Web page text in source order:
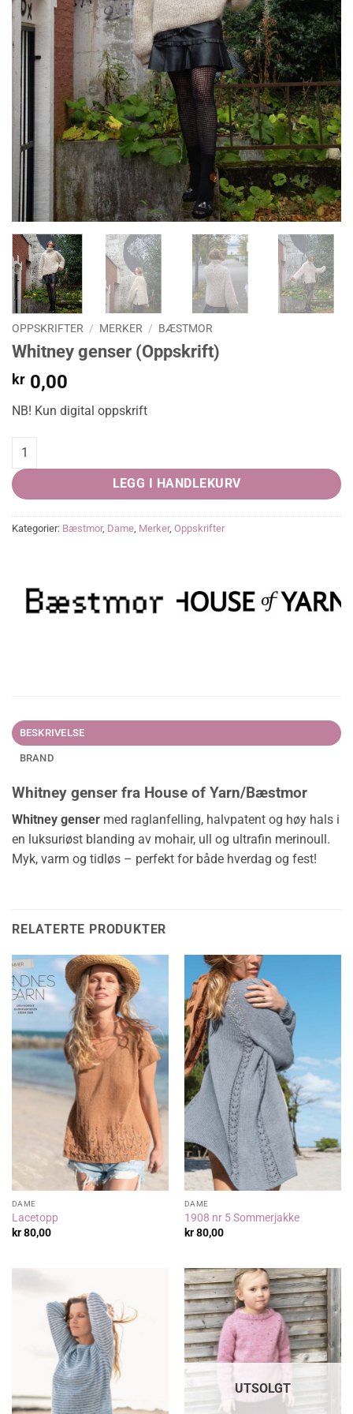
OPPSKRIFTER / MERKER / BÆSTMOR
Whitney genser (Oppskrift)
kr 0,00
NB! Kun digital oppskrift
Whitney genser (Oppskrift) quantity
LEGG I HANDLEKURV
Kategorier: Bæstmor, Dame Merker, Oppskrifter
BESKRIVELSE
BRAND
Whitney genser fra House of Yarn/Bæstmor
Whitney genser med raglanfelling, halvpatent og høy hals i
en luksuriøst blanding av mohair, ull og ultrafin merinoull.
Myk, varm og tidløs – perfekt for både hverdag og fest!
RELATERTE PRODUKTER
DAME
Lacetopp
kr80,00
DAME
1908 nr 5 Sommerjakke
kr80,00
UTSOLGT